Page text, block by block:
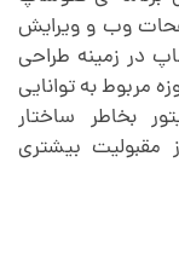
وب و ویرایش
در زمینه طراحی
مربوط به توانایی
بخاطر ساختار
مقبولیت بیشتری